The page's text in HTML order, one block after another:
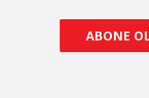
ABONE